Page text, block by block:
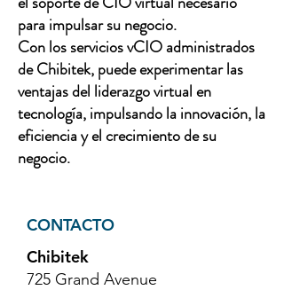
para impulsar su negocio.
Con los servicios vCIO administrados
de Chibitek, puede experimentar las
ventajas del liderazgo virtual en
tecnología, impulsando la innovación, la
eficiencia y el crecimiento de su
negocio.
CONTACTO
Chibitek
725 Grand Avenue